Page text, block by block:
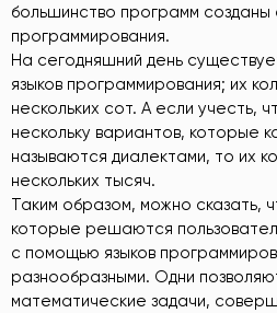
большинство программ
программирования.
На сегодняшний день
языков программирования; их
нескольких сот. А если учесть,
нескольку вариантов, которые
называются диалектами, то их
нескольких тысяч.
Таким образом, можно сказать,
которые решаются
с помощью языков
разнообразными. Одни
математические задачи,